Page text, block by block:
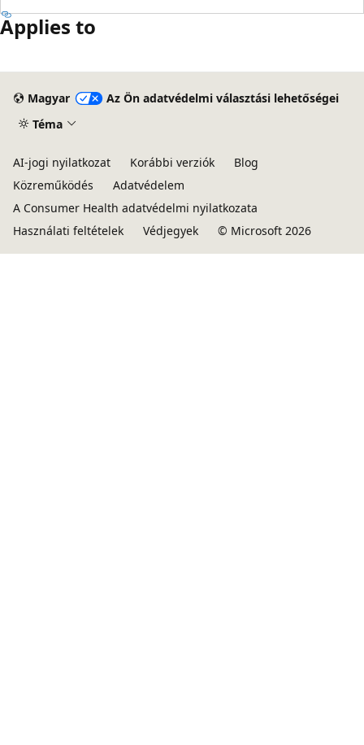
Applies to
Magyar
Az Ön adatvédelmi választási lehetőségei
Téma
AI-jogi nyilatkozat Korábbi verziók
Blog
Közreműködés
Adatvédelem
A Consumer Health adatvédelmi nyilatkozata
Használati feltételek
Védjegyek © Microsoft 2026